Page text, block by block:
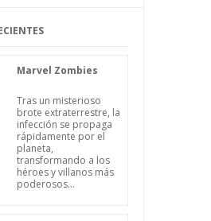
serios a no ser que salga
Marvel Zombies
Tras un misterioso
brote extraterrestre, la
infección se propaga
rápidamente por el
planeta,
transformando a los
héroes y villanos más
poderosos...